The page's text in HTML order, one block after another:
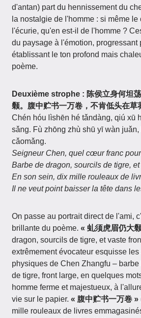
d'antan) part du hennissement du
la nostalgie de l'homme : si même
l'écurie, qu'en est-il de l'homme ?
du paysage à l'émotion, progressant
établissant le ton profond mais
poème.
Deuxième strophe : 陈侯立身何坦
颡。腹中贮书一万卷，不肯低头在草
Chén hóu lìshēn hé tǎndàng, qiú xū
sǎng. Fù zhōng zhù shū yī wàn
cǎomǎng.
Seigneur Chen, quel cœur franc
Barbe de dragon, sourcils de tigre, et
En son sein, dix mille rouleaux de
Il ne veut point baisser la tête dans
On passe au portrait direct de l'ami,
brillante du poème. « 虬须虎眉仍大
dragon, sourcils de tigre, et vaste
extrêmement évocateur esquisse
physiques de Chen Zhangfu –
de tigre, front large, en quelques
homme ferme et majestueux, à
vie sur le papier. « 腹中贮书一万卷 »
mille rouleaux de livres